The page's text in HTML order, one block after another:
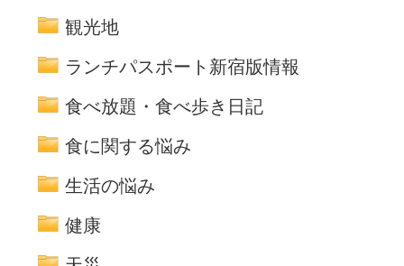
観光地
ランチパスポート新宿版情報
食べ放題・食べ歩き日記
食に関する悩み
生活の悩み
健康